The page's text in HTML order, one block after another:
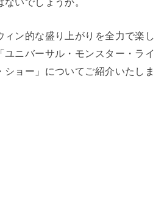
ィン的な盛り上がりを全力で楽し
ニバーサル・モンスター・ライ
ショー」についてご紹介いたしま